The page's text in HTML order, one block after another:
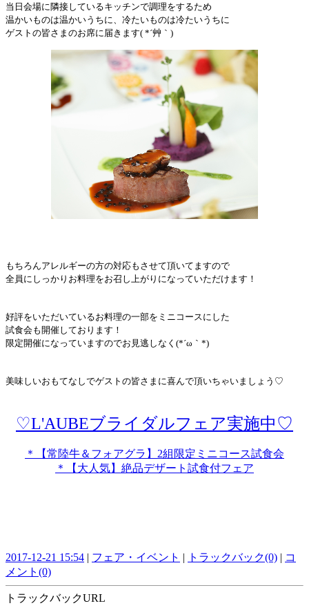
当日会場に隣接しているキッチンで調理をするため
温かいものは温かいうちに、冷たいものは冷たいうちに
ゲストの皆さまのお席に届きます( *´艸｀)
もちろんアレルギーの方の対応もさせて頂いてますので
全員にしっかりお料理をお召し上がりになっていただけます！
好評をいただいているお料理の一部をミニコースにした
試食会も開催しております！
限定開催になっていますのでお見逃しなく(*´ω｀*)
美味しいおもてなしでゲストの皆さまに喜んで頂いちゃいましょう♡
♡L'AUBEブライダルフェア実施中♡
＊【常陸牛＆フォアグラ】 2組限定ミニコース試食会
＊【大人気】絶品デザート試食付フェア
2017-12-21 15:54 | フェア・イベント | トラックバック(0) | コ
メント(0)
トラックバックURL